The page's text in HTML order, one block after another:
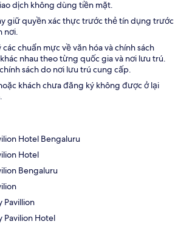
dịch không dùng tiền mặt.
giữ quyền xác thực trước thẻ tín dụng trước
nơi.
chuẩn mực về văn hóa và chính sách
nhau theo từng quốc gia và nơi lưu trú.
sách do nơi lưu trú cung cấp.
khách chưa đăng ký không được ở lại
Hotel Bengaluru
Hotel
Bengaluru
Pavillion
Pavilion Hotel